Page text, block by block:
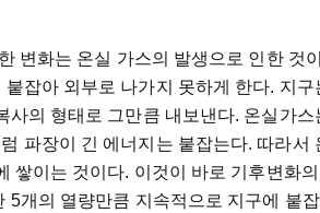
변화는 온실 가스의 발생으로 인한 것
잡아 외부로 나가지 못하게 한다. 지
사의 형태로 그만큼 내보낸다. 온실가
파장이 긴 에너지는 붙잡는다. 따라서
쌓이는 것이다. 이것이 바로 기후변화
5개의 열량만큼 지속적으로 지구에 붙